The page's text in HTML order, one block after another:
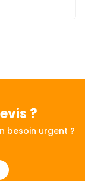
?
besoin urgent ?